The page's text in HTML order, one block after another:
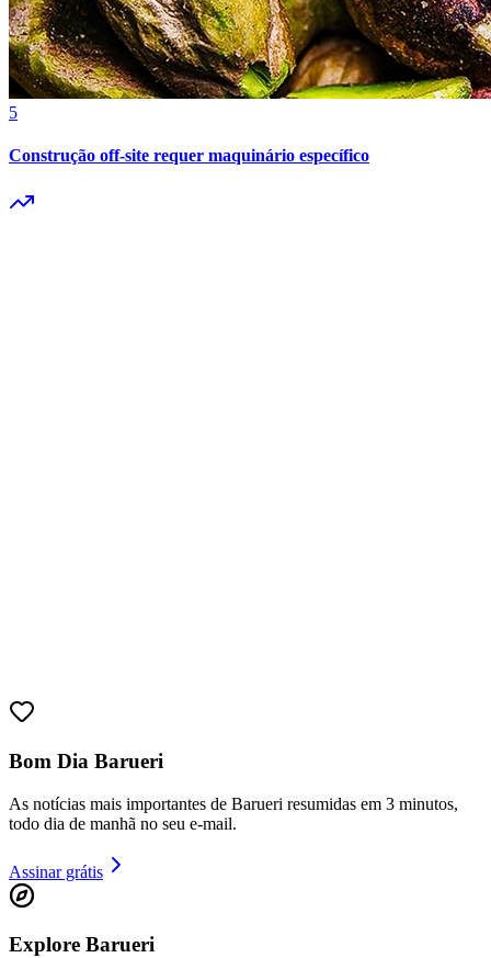
Juventude
5
Construção off-site requer maquinário específico
Bom Dia Barueri
As notícias mais importantes de Barueri resumidas em 3 minutos,
todo dia de manhã no seu e-mail.
Assinar grátis
Explore Barueri